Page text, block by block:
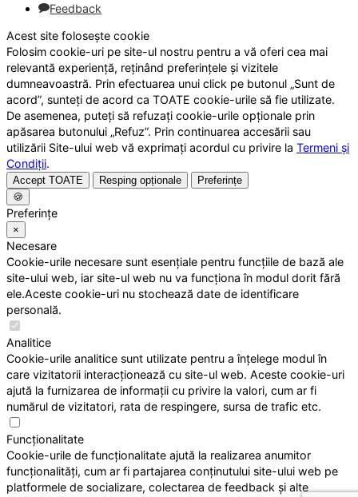
Feedback
Acest site folosește cookie
Folosim cookie-uri pe site-ul nostru pentru a vă oferi cea mai
relevantă experiență, reținând preferințele și vizitele
dumneavoastră. Prin efectuarea unui click pe butonul „Sunt de
acord”, sunteți de acord ca TOATE cookie-urile să fie utilizate.
De asemenea, puteți să refuzați cookie-urile opționale prin
apăsarea butonului „Refuz”. Prin continuarea accesării sau
utilizării Site-ului web vă exprimați acordul cu privire la Termeni și
Condiții.
Accept TOATE Resping opționale
Preferințe
🍪
Preferințe
×
Necesare
Cookie-urile necesare sunt esențiale pentru funcțiile de bază ale
site-ului web, iar site-ul web nu va funcționa în modul dorit fără
ele.Aceste cookie-uri nu stochează date de identificare
personală.
Analitice
Cookie-urile analitice sunt utilizate pentru a înțelege modul în
care vizitatorii interacționează cu site-ul web. Aceste cookie-uri
ajută la furnizarea de informații cu privire la valori, cum ar fi
numărul de vizitatori, rata de respingere, sursa de trafic etc.
Funcționalitate
Cookie-urile de funcționalitate ajută la realizarea anumitor
funcționalități, cum ar fi partajarea conținutului site-ului web pe
platformele de socializare, colectarea de feedback și alte